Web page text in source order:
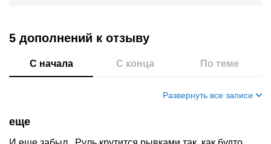
5 дополнений к отзыву
С начала С конца По теме
Развернуть все записи
еще